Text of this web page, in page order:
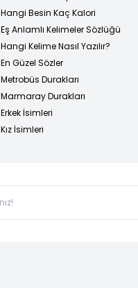
Hangi Besin Kaç Kalori
Eş Anlamlı Kelimeler Sözlüğü
Hangi Kelime Nasıl Yazılır?
En Güzel Sözler
Metrobüs Durakları
Marmaray Durakları
Erkek İsimleri
Kız İsimleri